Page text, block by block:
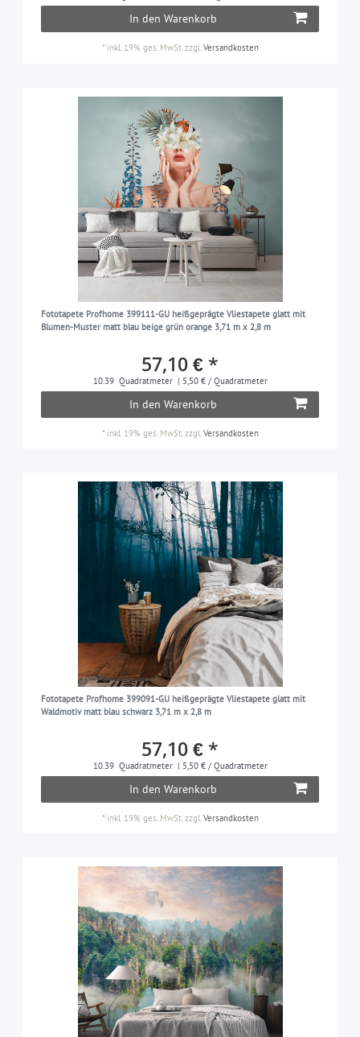
In den Warenkorb
* inkl. 19% ges. MwSt.zzgl.Versandkosten
Fototapete Profhome 399111-GU heißgeprägte Vliestapete glatt mit
Blumen-Muster matt blau beige grün orange 3,71 m x 2,8 m
57,10 € *
10.39 Quadratmeter | 5,50 € / Quadratmeter
In den Warenkorb
* inkl. 19% ges. MwSt. zzgl. Versandkosten
Fototapete Profhome 399091-GU heißgeprägte Vliestapete glatt mit
Waldmotiv matt blau schwarz 3,71 m x 2,8 m
57,10 € *
10.39 Quadratmeter | 5,50 € / Quadratmeter
In den Warenkorb
* inkl. 19% ges. MwSt.zzgl.Versandkosten